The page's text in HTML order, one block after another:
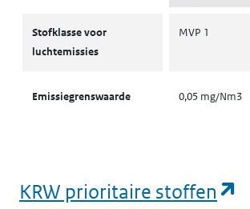
Stofklasse voor
luchtemissies
MVP 1
Emissiegrenswaarde 0,05 mg/Nm3
KRW prioritaire stoffen